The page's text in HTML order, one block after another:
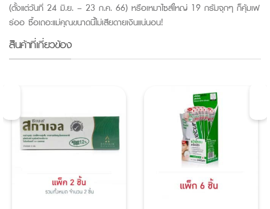
(ตั้งแต่วันที่ 24 มิ.ย. – 23 ก.ค. 66) หรือเหมาไซส์ใหญ่ 19 กรัมจุกๆ ก็คุ้มเฟ
ร่ออ ซื้อเถอะแม่คุณขนาดนี้ไม่เสียดายเงินแน่นอน!
สินค้าที่เกี่ยวข้อง